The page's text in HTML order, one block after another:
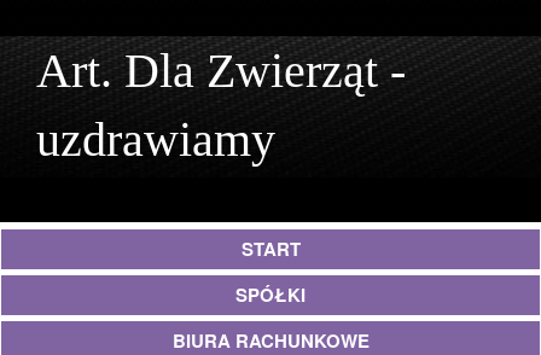
Art. Dla Zwierząt -
uzdrawiamy
START
SPÓŁKI
BIURA RACHUNKOWE